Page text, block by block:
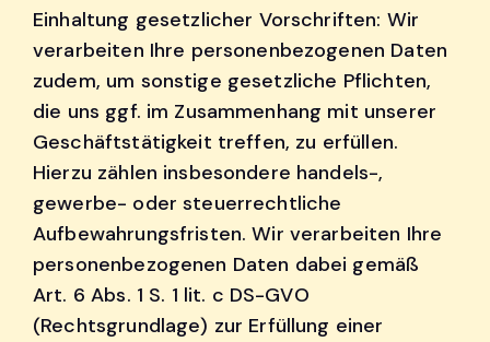
Einhaltung gesetzlicher Vorschriften: Wir
verarbeiten Ihre personenbezogenen Daten
zudem, um sonstige gesetzliche Pflichten,
die uns ggf. im Zusammenhang mit unserer
Geschäftstätigkeit treffen, zu erfüllen.
Hierzu zählen insbesondere handels-,
gewerbe- oder steuerrechtliche
Aufbewahrungsfristen. Wir verarbeiten Ihre
personenbezogenen Daten dabei gemäß
Art. 6 Abs. 1 S. 1 lit. c DS-GVO
(Rechtsgrundlage) zur Erfüllung einer